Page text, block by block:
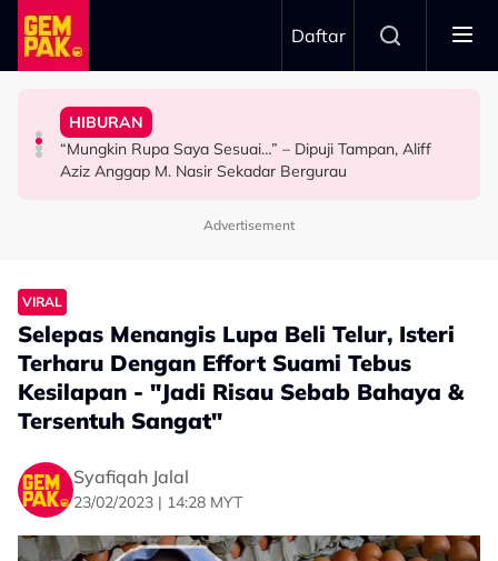
Skip to main content
Daftar
HIBURAN
The Tomei Girls: Satu Wanita, Pelbagai Ekspresi
HIBURAN
“Mungkin Rupa Saya Sesuai…” – Dipuji Tampan, Aliff
Aziz Anggap M. Nasir Sekadar Bergurau
HIBURAN
Iqbal Tolak Tawaran Gimik Bercinta Dengan Artis Cantik
& Popular - “Saya Tak Mahu Main Perasaan Orang
HIBURAN
Afiq Sky Hadiahkan Buah Tangan Buat Syafinaz
Selamat, Kenang Jasa Selamatkan Daripada
Advertisement
VIRAL
Selepas Menangis Lupa Beli Telur, Isteri
Terharu Dengan Effort Suami Tebus
Kesilapan - "Jadi Risau Sebab Bahaya &
Tersentuh Sangat"
Syafiqah Jalal
23/02/2023 | 14:28 MYT